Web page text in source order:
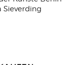
Sieverding